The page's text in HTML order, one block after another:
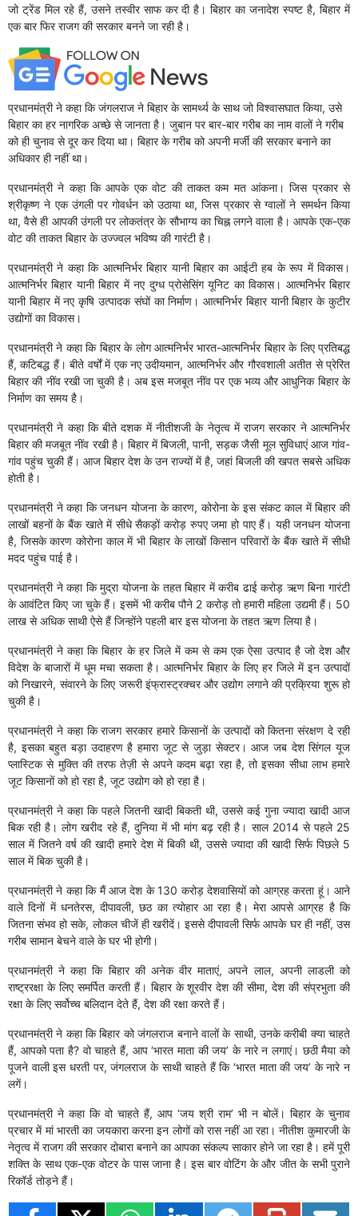
जो ट्रेंड मिल रहे हैं, उसने तस्वीर साफ कर दी है। बिहार का जनादेश स्पष्ट है, बिहार में
एक बार फिर राजग की सरकार बनने जा रही है।
प्रधानमंत्री ने कहा कि जंगलराज ने बिहार के सामर्थ्य के साथ जो विश्वासघात किया, उसे
बिहार का हर नागरिक अच्छे से जानता है। जुबान पर बार-बार गरीब का नाम वालों ने गरीब
को ही चुनाव से दूर कर दिया था। बिहार के गरीब को अपनी मर्जी की सरकार बनाने का
अधिकार ही नहीं था।
प्रधानमंत्री ने कहा कि आपके एक वोट की ताकत कम मत आंकना। जिस प्रकार से
श्रीकृष्ण ने एक उंगली पर गोवर्धन को उठाया था, जिस प्रकार से ग्वालों ने समर्थन किया
था, वैसे ही आपकी उंगली पर लोकतंत्र के सौभाग्य का चिह्न लगने वाला है। आपके एक-एक
वोट की ताकत बिहार के उज्ज्वल भविष्य की गारंटी है।
प्रधानमंत्री ने कहा कि आत्मनिर्भर बिहार यानी बिहार का आईटी हब के रूप में विकास।
आत्मनिर्भर बिहार यानी बिहार में नए दुग्ध प्रोसेसिंग यूनिट का विकास। आत्मनिर्भर बिहार
यानी बिहार में नए कृषि उत्पादक संघों का निर्माण। आत्मनिर्भर बिहार यानी बिहार के कुटीर
उद्योगों का विकास।
प्रधानमंत्री ने कहा कि बिहार के लोग आत्मनिर्भर भारत-आत्मनिर्भर बिहार के लिए प्रतिबद्ध
हैं, कटिबद्ध हैं। बीते वर्षों में एक नए उदीयमान, आत्मनिर्भर और गौरवशाली अतीत से प्रेरित
बिहार की नींव रखी जा चुकी है। अब इस मजबूत नींव पर एक भव्य और आधुनिक बिहार के
निर्माण का समय है।
प्रधानमंत्री ने कहा कि बीते दशक में नीतीशजी के नेतृत्व में राजग सरकार ने आत्मनिर्भर
बिहार की मजबूत नींव रखी है। बिहार में बिजली, पानी, सड़क जैसी मूल सुविधाएं आज गांव-
गांव पहुंच चुकी हैं। आज बिहार देश के उन राज्यों में है, जहां बिजली की खपत सबसे अधिक
होती है।
प्रधानमंत्री ने कहा कि जनधन योजना के कारण, कोरोना के इस संकट काल में बिहार की
लाखों बहनों के बैंक खाते में सीधे सैकड़ों करोड़ रुपए जमा हो पाए हैं। यही जनधन योजना
है, जिसके कारण कोरोना काल में भी बिहार के लाखों किसान परिवारों के बैंक खाते में सीधी
मदद पहुंच पाई है।
प्रधानमंत्री ने कहा कि मुद्रा योजना के तहत बिहार में करीब ढाई करोड़ ऋण बिना गारंटी
के आवंटित किए जा चुके हैं। इसमें भी करीब पौने 2 करोड़ तो हमारी महिला उद्यमी हैं। 50
लाख से अधिक साथी ऐसे हैं जिन्होंने पहली बार इस योजना के तहत ऋण लिया है।
प्रधानमंत्री ने कहा कि बिहार के हर जिले में कम से कम एक ऐसा उत्पाद है जो देश और
विदेश के बाजारों में धूम मचा सकता है। आत्मनिर्भर बिहार के लिए हर जिले में इन उत्पादों
को निखारने, संवारने के लिए जरूरी इंफ्रास्ट्रक्चर और उद्योग लगाने की प्रक्रिया शुरू हो
चुकी है।
प्रधानमंत्री ने कहा कि राजग सरकार हमारे किसानों के उत्पादों को कितना संरक्षण दे रही
है, इसका बहुत बड़ा उदाहरण है हमारा जूट से जुड़ा सेक्टर। आज जब देश सिंगल यूज
प्लास्टिक से मुक्ति की तरफ तेज़ी से अपने कदम बढ़ा रहा है, तो इसका सीधा लाभ हमारे
जूट किसानों को हो रहा है, जूट उद्योग को हो रहा है।
प्रधानमंत्री ने कहा कि पहले जितनी खादी बिकती थी, उससे कई गुना ज्यादा खादी आज
बिक रही है। लोग खरीद रहे हैं, दुनिया में भी मांग बढ़ रही है। साल 2014 से पहले 25
साल में जितने वर्ष की खादी हमारे देश में बिकी थी, उससे ज्यादा की खादी सिर्फ पिछले 5
साल में बिक चुकी है।
प्रधानमंत्री ने कहा कि मैं आज देश के 130 करोड़ देशवासियों को आग्रह करता हूं। आने
वाले दिनों में धनतेरस, दीपावली, छठ का त्योहार आ रहा है। मेरा आपसे आग्रह है कि
जितना संभव हो सके, लोकल चीजें ही खरीदें। इससे दीपावली सिर्फ आपके घर ही नहीं, उस
गरीब सामान बेचने वाले के घर भी होगी।
प्रधानमंत्री ने कहा कि बिहार की अनेक वीर माताएं, अपने लाल, अपनी लाडली को
राष्ट्ररक्षा के लिए समर्पित करती हैं। बिहार के शूरवीर देश की सीमा, देश की संप्रभुता की
रक्षा के लिए सर्वोच्च बलिदान देते हैं, देश की रक्षा करते हैं।
प्रधानमंत्री ने कहा कि बिहार को जंगलराज बनाने वालों के साथी, उनके करीबी क्या चाहते
हैं, आपको पता है? वो चाहते हैं, आप ‘भारत माता की जय’ के नारे न लगाएं। छठी मैया को
पूजने वाली इस धरती पर, जंगलराज के साथी चाहते हैं कि ‘भारत माता की जय’ के नारे न
लगें।
प्रधानमंत्री ने कहा कि वो चाहते हैं, आप ‘जय श्री राम’ भी न बोलें। बिहार के चुनाव
प्रचार में मां भारती का जयकारा करना इन लोगों को रास नहीं आ रहा। नीतीश कुमारजी के
नेतृत्व में राजग की सरकार दोबारा बनाने का आपका संकल्प साकार होने जा रहा है। हमें पूरी
शक्ति के साथ एक-एक वोटर के पास जाना है। इस बार वोटिंग के और जीत के सभी पुराने
रिकॉर्ड तोड़ने हैं।